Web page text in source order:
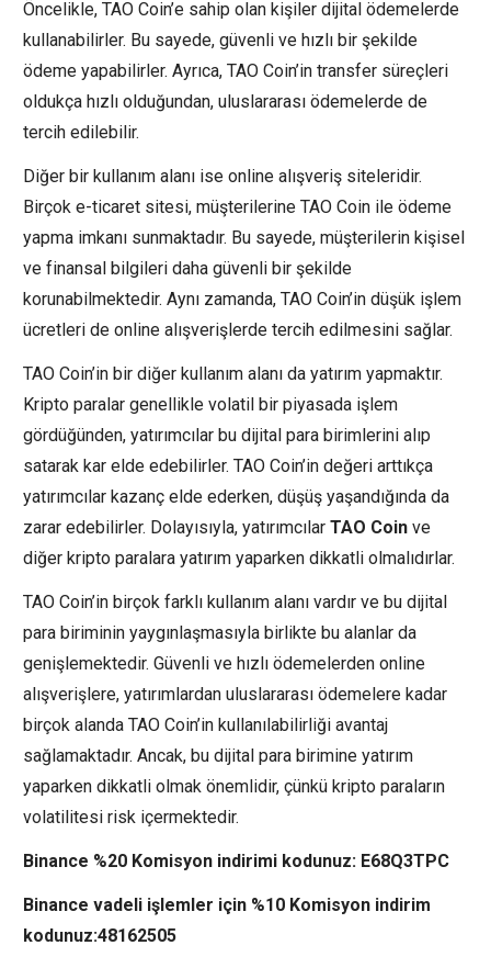
Öncelikle, TAO Coin’e sahip olan kişiler dijital ödemelerde
kullanabilirler. Bu sayede, güvenli ve hızlı bir şekilde
ödeme yapabilirler. Ayrıca, TAO Coin’in transfer süreçleri
oldukça hızlı olduğundan, uluslararası ödemelerde de
tercih edilebilir.
Diğer bir kullanım alanı ise online alışveriş siteleridir.
Birçok e-ticaret sitesi, müşterilerine TAO Coin ile ödeme
yapma imkanı sunmaktadır. Bu sayede, müşterilerin kişisel
ve finansal bilgileri daha güvenli bir şekilde
korunabilmektedir. Aynı zamanda, TAO Coin’in düşük işlem
ücretleri de online alışverişlerde tercih edilmesini sağlar.
TAO Coin’in bir diğer kullanım alanı da yatırım yapmaktır.
Kripto paralar genellikle volatil bir piyasada işlem
gördüğünden, yatırımcılar bu dijital para birimlerini alıp
satarak kar elde edebilirler. TAO Coin’in değeri arttıkça
yatırımcılar kazanç elde ederken, düşüş yaşandığında da
zarar edebilirler. Dolayısıyla, yatırımcılar TAO Coin ve
diğer kripto paralara yatırım yaparken dikkatli olmalıdırlar.
TAO Coin’in birçok farklı kullanım alanı vardır ve bu dijital
para biriminin yaygınlaşmasıyla birlikte bu alanlar da
genişlemektedir. Güvenli ve hızlı ödemelerden online
alışverişlere, yatırımlardan uluslararası ödemelere kadar
birçok alanda TAO Coin’in kullanılabilirliği avantaj
sağlamaktadır. Ancak, bu dijital para birimine yatırım
yaparken dikkatli olmak önemlidir, çünkü kripto paraların
volatilitesi risk içermektedir.
Binance %20 Komisyon indirimi kodunuz: E68Q3TPC
Binance vadeli işlemler için %10 Komisyon indirim
kodunuz:48162505